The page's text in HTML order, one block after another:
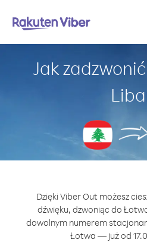
Jak
Dzięki Viber Out możesz
dźwięku, dzwoniąc do
dowolnym numerem
Łotwa — już od